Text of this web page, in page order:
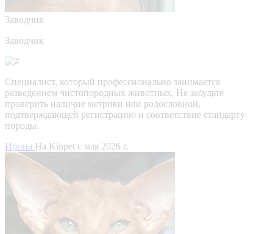
Заводчик
Заводчик
Специалист, который профессионально занимается
разведением чистопородных животных. Не забудьте
проверить наличие метрики или родословной,
подтверждающей регистрацию и соответствие стандарту
породы.
Ирина На Kinpet c мая 2026 г.